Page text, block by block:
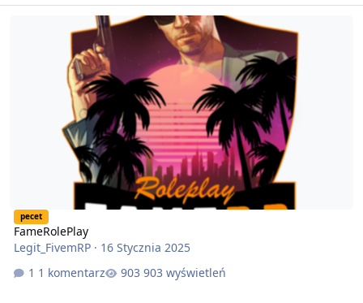
pecet
FameRolePlay
Legit_FivemRP· 16 Stycznia 2025
1 komentarz
903 wyświetleń